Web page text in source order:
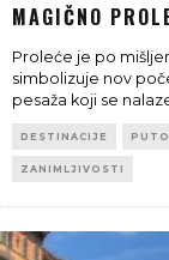
MAGIČNO
Proleće je po
simbolizuje nov
pesaža koji se
DESTINACIJE
ZANIMLJIVOSTI